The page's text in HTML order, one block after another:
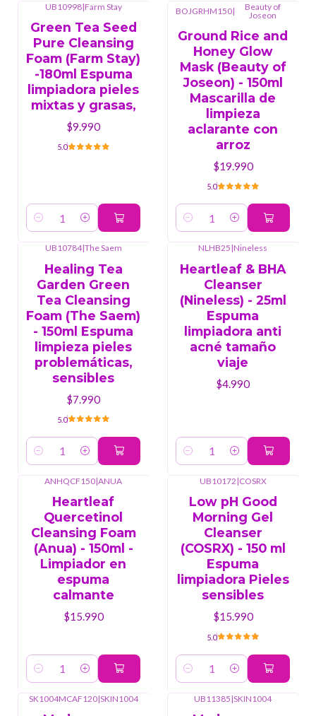
UB10998|Farm Stay
Green Tea Seed
Pure Cleansing
Foam (Farm Stay)
-180ml Espuma
limpiadora pieles
mixtas y grasas,
$9.990
5.0
Cantidad
BOJGRHM150|
Beauty of
Joseon
Ground Rice and
Honey Glow
Mask (Beauty of
Joseon) - 150ml
Mascarilla de
limpieza
aclarante con
arroz
$19.990
5.0
Cantidad
UB10784|The Saem
Healing Tea
Garden Green
Tea Cleansing
Foam (The Saem)
- 150ml Espuma
limpieza pieles
problemáticas,
sensibles
$7.990
5.0
Cantidad
NLHB25|Nineless
Heartleaf & BHA
Cleanser
(Nineless) - 25ml
Espuma
limpiadora anti
acné tamaño
viaje
$4.990
Cantidad
ANHQCF150|ANUA
Heartleaf
Quercetinol
Cleansing Foam
(Anua) - 150ml -
Limpiador en
espuma
calmante
$15.990
Cantidad
UB10172|COSRX
Low pH Good
Morning Gel
Cleanser
(COSRX) - 150 ml
Espuma
limpiadora Pieles
sensibles
$15.990
5.0
Cantidad
SK1004MCAF120|SKIN1004 UB11385|SKIN1004